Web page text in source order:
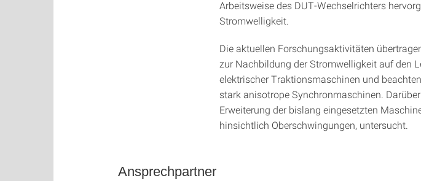
Arbeitsweise des DUT-Wechselrichters
Stromwelligkeit.
Die aktuellen Forschungsaktivitäten
zur Nachbildung der Stromwelligkeit auf den
elektrischer Traktionsmaschinen und
stark anisotrope Synchronmaschinen.
Erweiterung der bislang eingesetzten
hinsichtlich Oberschwingungen, untersucht.
Ansprechpartner